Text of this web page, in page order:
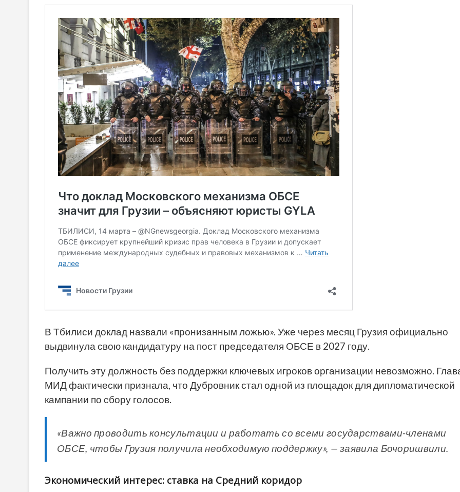
В Тбилиси доклад назвали «пронизанным ложью». Уже через месяц Грузия официально
выдвинула свою кандидатуру на пост председателя ОБСЕ в 2027 году.
Получить эту должность без поддержки ключевых игроков организации невозможно.
МИД фактически признала, что Дубровник стал одной из площадок для дипломатической
кампании по сбору голосов.
«Важно проводить консультации и работать со всеми государствами-членами
ОБСЕ, чтобы Грузия получила необходимую поддержку», — заявила Бочоришвили.
Экономический интерес: ставка на Средний коридор